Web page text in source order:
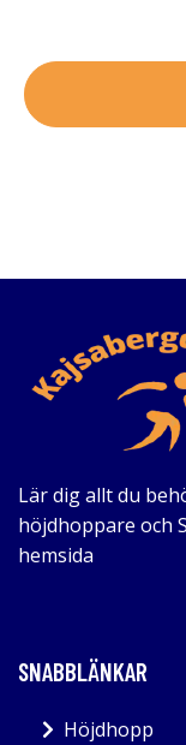
Lär dig allt du
höjdhoppare och
hemsida
SNABBLÄNKAR
Höjdhopp